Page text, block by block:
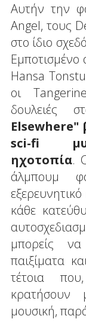
Αυτήν την
Angel, τους
στο ίδιο
Εμποτισμένο
Hansa
οι
δουλειές
Elsewhere"
sci-fi
ηχοτοπία.
άλμπουμ
κάθε
μπορείς
παιξίματα
τέτοια
κρατήσουν
μουσική,